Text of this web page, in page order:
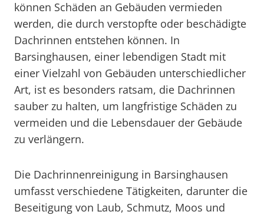
können Schäden an Gebäuden vermieden
werden, die durch verstopfte oder beschädigte
Dachrinnen entstehen können. In
Barsinghausen, einer lebendigen Stadt mit
einer Vielzahl von Gebäuden unterschiedlicher
Art, ist es besonders ratsam, die Dachrinnen
sauber zu halten, um langfristige Schäden zu
vermeiden und die Lebensdauer der Gebäude
zu verlängern.
Die Dachrinnenreinigung in Barsinghausen
umfasst verschiedene Tätigkeiten, darunter die
Beseitigung von Laub, Schmutz, Moos und